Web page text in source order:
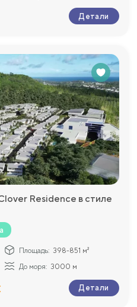
Детали
Residence в стиле
Площадь: 398-851 м²
До моря: 3000 м
Детали